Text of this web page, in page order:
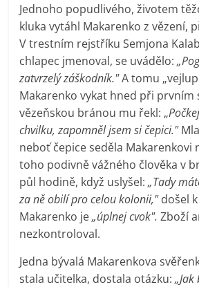
Jednoho popudlivého, životem
kluka vytáhl Makarenko z vězení,
V trestním rejstříku Semjona
chlapec jmenoval, se uvádělo:
zatvrzelý záškodník."A tomu
Makarenko vykat hned při prvním
vězeňskou bránou mu řekl: „
chvilku, zapomněl jsem si čepici."
neboť čepice seděla Makarenkovi
toho podivně vážného člověka v
půl hodině, když uslyšel:„Tady
za ně obilí pro celou kolonii,"došel
Makarenko je„úplnej cvok". Zboží
nezkontroloval.
Jedna bývalá Makarenkova
stala učitelka, dostala otázku: